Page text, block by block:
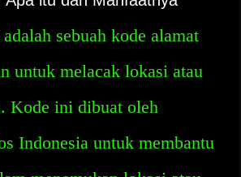
sebuah kode alamat
untuk melacak lokasi atau
Kode ini dibuat oleh
Indonesia untuk membantu